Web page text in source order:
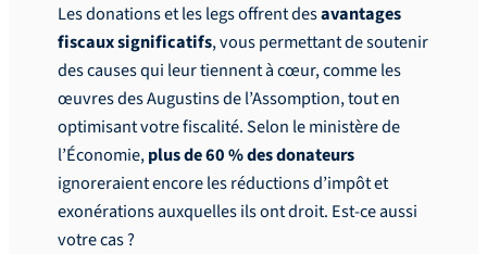
Les donations et les legs offrent desavantages
fiscaux significatifs, vous permettant de soutenir
des causes qui leur tiennent à cœur, comme les
œuvres des Augustins de l’Assomption, tout en
optimisant votre fiscalité. Selon le ministère de
l’Économie,plus de 60 % des donateurs
ignoreraient encore les réductions d’impôt et
exonérations auxquelles ils ont droit. Est-ce aussi
votre cas ?